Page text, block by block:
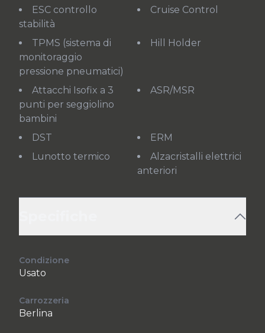
ESC controllo
stabilità
Cruise Control
TPMS (sistema di
monitoraggio
pressione pneumatici)
Hill Holder
Attacchi Isofix a 3
punti per seggiolino
bambini
ASR/MSR
DST
ERM
Lunotto termico
Alzacristalli elettrici
anteriori
Condizione
Usato
Carrozzeria
Berlina